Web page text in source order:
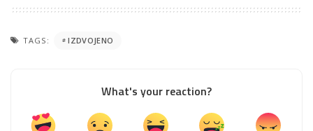
TAGS: IZDVOJENO
What's your reaction?